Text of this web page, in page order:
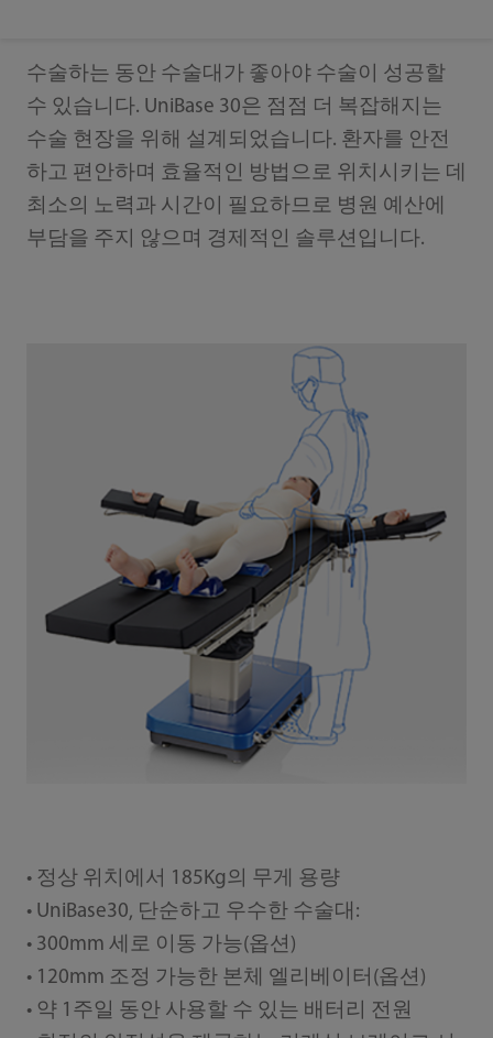
수술하는 동안 수술대가 좋아야 수술이 성공할
수 있습니다. UniBase 30은 점점 더 복잡해지는
수술 현장을 위해 설계되었습니다. 환자를 안전
하고 편안하며 효율적인 방법으로 위치시키는 데
최소의 노력과 시간이 필요하므로 병원 예산에
부담을 주지 않으며 경제적인 솔루션입니다.
• 정상 위치에서 185Kg의 무게 용량
• UniBase30, 단순하고 우수한 수술대:
• 300mm 세로 이동 가능(옵션)
• 120mm 조정 가능한 본체 엘리베이터(옵션)
• 약 1주일 동안 사용할 수 있는 배터리 전원